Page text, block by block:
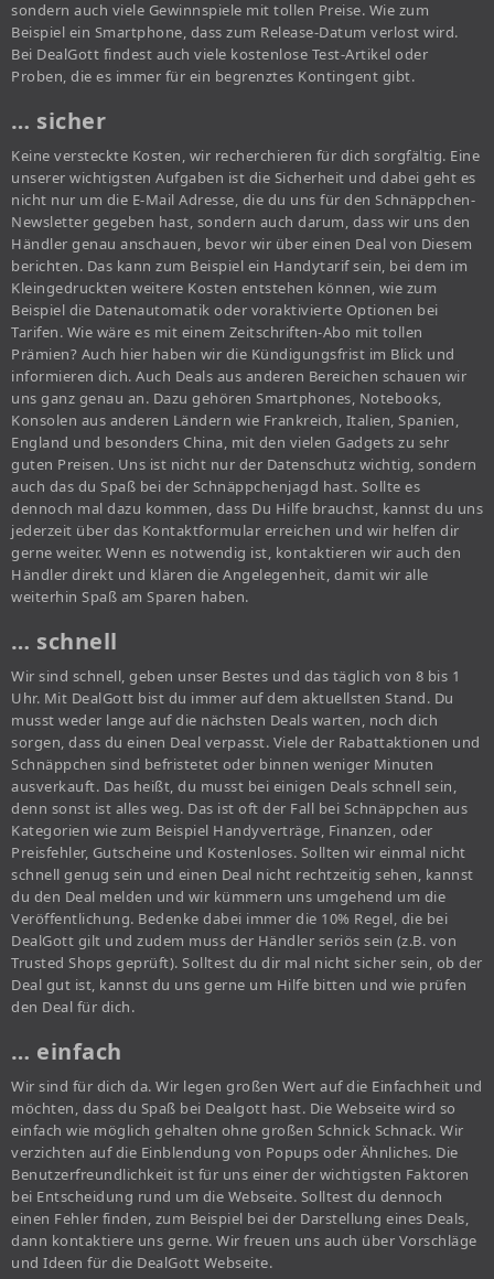
sondern auch viele Gewinnspiele mit tollen Preise. Wie zum
Beispiel ein Smartphone, dass zum Release-Datum verlost wird.
Bei DealGott findest auch viele kostenlose Test-Artikel oder
Proben, die es immer für ein begrenztes Kontingent gibt.
… sicher
Keine versteckte Kosten, wir recherchieren für dich sorgfältig. Eine
unserer wichtigsten Aufgaben ist die Sicherheit und dabei geht es
nicht nur um die E-Mail Adresse, die du uns für den Schnäppchen-
Newsletter gegeben hast, sondern auch darum, dass wir uns den
Händler genau anschauen, bevor wir über einen Deal von Diesem
berichten. Das kann zum Beispiel ein Handytarif sein, bei dem im
Kleingedruckten weitere Kosten entstehen können, wie zum
Beispiel die Datenautomatik oder voraktivierte Optionen bei
Tarifen. Wie wäre es mit einem Zeitschriften-Abo mit tollen
Prämien? Auch hier haben wir die Kündigungsfrist im Blick und
informieren dich. Auch Deals aus anderen Bereichen schauen wir
uns ganz genau an. Dazu gehören Smartphones, Notebooks,
Konsolen aus anderen Ländern wie Frankreich, Italien, Spanien,
England und besonders China, mit den vielen Gadgets zu sehr
guten Preisen. Uns ist nicht nur der Datenschutz wichtig, sondern
auch das du Spaß bei der Schnäppchenjagd hast. Sollte es
dennoch mal dazu kommen, dass Du Hilfe brauchst, kannst du uns
jederzeit über das Kontaktformular erreichen und wir helfen dir
gerne weiter. Wenn es notwendig ist, kontaktieren wir auch den
Händler direkt und klären die Angelegenheit, damit wir alle
weiterhin Spaß am Sparen haben.
… schnell
Wir sind schnell, geben unser Bestes und das täglich von 8 bis 1
Uhr. Mit DealGott bist du immer auf dem aktuellsten Stand. Du
musst weder lange auf die nächsten Deals warten, noch dich
sorgen, dass du einen Deal verpasst. Viele der Rabattaktionen und
Schnäppchen sind befristetet oder binnen weniger Minuten
ausverkauft. Das heißt, du musst bei einigen Deals schnell sein,
denn sonst ist alles weg. Das ist oft der Fall bei Schnäppchen aus
Kategorien wie zum Beispiel Handyverträge, Finanzen, oder
Preisfehler, Gutscheine und Kostenloses. Sollten wir einmal nicht
schnell genug sein und einen Deal nicht rechtzeitig sehen, kannst
du den Deal melden und wir kümmern uns umgehend um die
Veröffentlichung. Bedenke dabei immer die 10% Regel, die bei
DealGott gilt und zudem muss der Händler seriös sein (z.B. von
Trusted Shops geprüft). Solltest du dir mal nicht sicher sein, ob der
Deal gut ist, kannst du uns gerne um Hilfe bitten und wie prüfen
den Deal für dich.
… einfach
Wir sind für dich da. Wir legen großen Wert auf die Einfachheit und
möchten, dass du Spaß bei Dealgott hast. Die Webseite wird so
einfach wie möglich gehalten ohne großen Schnick Schnack. Wir
verzichten auf die Einblendung von Popups oder Ähnliches. Die
Benutzerfreundlichkeit ist für uns einer der wichtigsten Faktoren
bei Entscheidung rund um die Webseite. Solltest du dennoch
einen Fehler finden, zum Beispiel bei der Darstellung eines Deals,
dann kontaktiere uns gerne. Wir freuen uns auch über Vorschläge
und Ideen für die DealGott Webseite.